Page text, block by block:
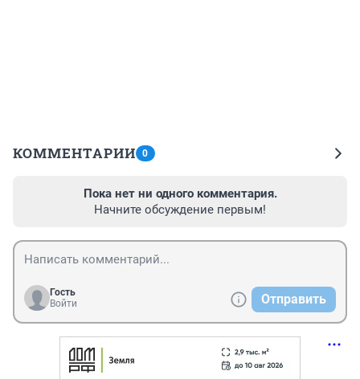
КОММЕНТАРИИ 0
Пока нет ни одного комментария.
Начните обсуждение первым!
Гость
Войти
Отправить